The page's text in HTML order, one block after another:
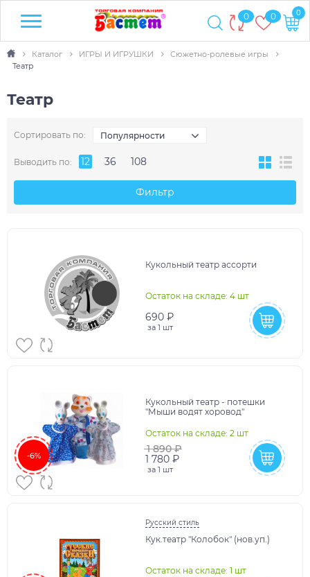
0 0 0
Каталог ИГРЫ И ИГРУШКИ
Сюжетно-ролевые игры
Театр
Театр
Сортировать по: Популярности
Выводить по: 12 36 108
Фильтр
Кукольный театр ассорти
Остаток на складе: 4 шт
690 ₽
за 1 шт
-6%
Кукольный театр - потешки
"Мыши водят хоровод"
Остаток на складе: 2 шт
1 890 ₽
1 780 ₽
за 1 шт
Русский стиль
Кук.театр "Колобок" (нов.уп.)
Остаток на складе: 1 шт